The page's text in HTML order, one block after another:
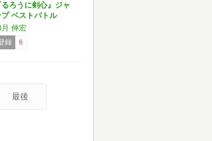
るろうに剣心』ジャ
プ ベストバトル
月 伸宏
録 6
最後